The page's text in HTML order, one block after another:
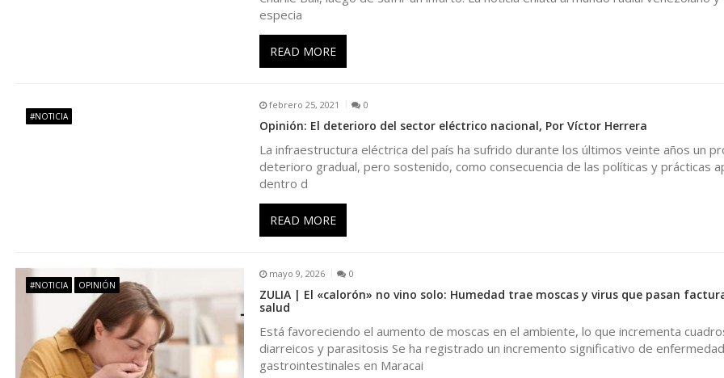
n
n
especia
READ MORE
#NOTICIA
febrero 25, 2021 0
Opinión: El deterioro del sector eléctrico nacional, Por Víctor Herrera
La infraestructura eléctrica del país ha sufrido durante los últimos veinte años un
deterioro gradual, pero sostenido, como consecuencia de las políticas y prácticas
dentro d
READ MORE
#NOTICIA OPINIÓN
mayo 9, 2026 0
ZULIA | El «calorón» no vino solo: Humedad trae moscas y virus que pasan
salud
Está favoreciendo el aumento de moscas en el ambiente, lo que incrementa
diarreicos y parasitosis Se ha registrado un incremento significativo de
gastrointestinales en Maracai